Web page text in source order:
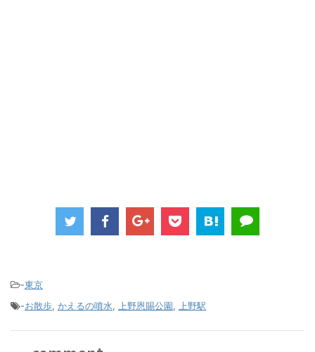
-東京
-お散歩, かえるの噴水, 上野恩賜公園, 上野駅